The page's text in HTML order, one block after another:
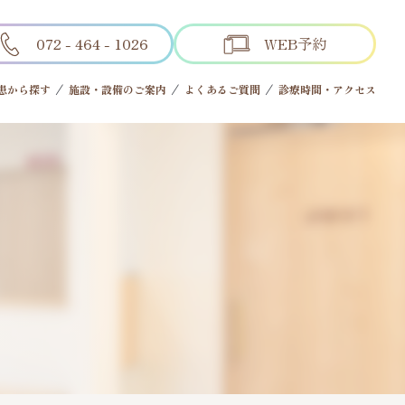
072 - 464 - 1026 WEB予約
から探す 施設・設備のご案内 よくあるご質問 診療時間・アクセス